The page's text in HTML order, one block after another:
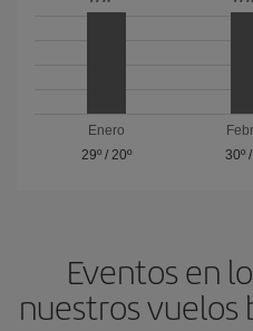
Enero
29º/ 20º
30º/
Eventos en
nuestros vuelos